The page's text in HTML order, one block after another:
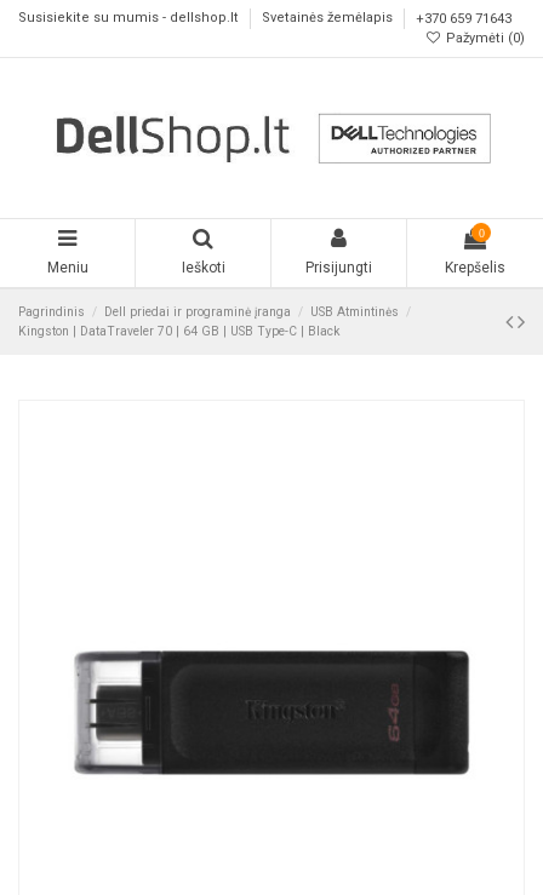
Susisiekite su mumis - dellshop.lt Svetainės žemėlapis
+370 659 71643
Pažymėti (0)
Meniu Ieškoti Prisijungti
0
Krepšelis
Pagrindinis Dell priedai ir programinė įranga
USB Atmintinės
Kingston | DataTraveler 70 | 64 GB | USB Type-C | Black